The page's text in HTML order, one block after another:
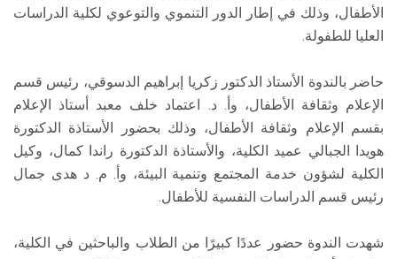
الأطفال، وذلك في إطار الدور التنموي والتوعوي لكلية الدراسات
العليا للطفولة.
حاضر بالندوة الأستاذ الدكتور زكريا إبراهيم الدسوقي، رئيس قسم
الإعلام وثقافة الأطفال، وأ. د. اعتماد خلف معبد أستاذ الإعلام
بقسم الإعلام وثقافة الأطفال، وذلك بحضور الأستاذة الدكتورة
هويدا الجبالي عميد الكلية، والأستاذة الدكتورة راندا كمال، وكيل
الكلية لشؤون خدمة المجتمع وتنمية البيئة، وأ. م. د هدى جمال
رئيس قسم الدراسات النفسية للأطفال.
شهدت الندوة حضور عددًا كبيرًا من الطلاب والباحثين في الكلية،